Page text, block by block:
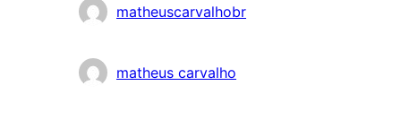
Contributors
matheuscarvalhobr
matheus carvalho